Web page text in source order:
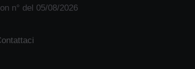
n° del 05/08/2026